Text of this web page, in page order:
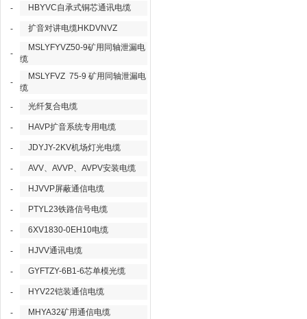
- HBYVC自承式铜芯通讯电缆
- 扩音对讲电缆HKDVNVZ
-
MSLYFYVZ50-9矿用同轴泄漏电
缆
-
MSLYFVZ 75-9 矿用同轴泄漏电
缆
-
光纤复合电缆
- HAVP扩音系统专用电缆
- JDYJY-2KV机场灯光电缆
- AVV、AVVP、AVPV安装电缆
- HJVVP屏蔽通信电缆
- PTYL23铁路信号电缆
- 6XV1830-0EH10电缆
- HJVV通讯电缆
- GYFTZY-6B1-6芯单模光缆
- HYV22铠装通信电缆
- MHYA32矿用通信电缆